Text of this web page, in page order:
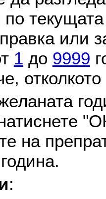
по
или
1 до 9999
на
: